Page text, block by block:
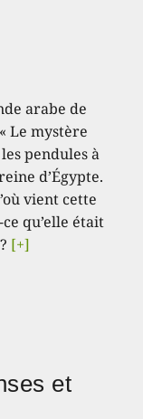
arabe de
Le mystère
pendules à
d’Égypte.
vient cette
qu’elle était
[+]
et